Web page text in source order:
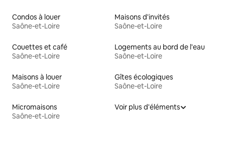
Condos à louer
Saône-et-Loire
Maisons d'invités
Saône-et-Loire
Couettes et café
Saône-et-Loire
Logements au bord de l'eau
Saône-et-Loire
Maisons à louer
Saône-et-Loire
Gîtes écologiques
Saône-et-Loire
Micromaisons
Saône-et-Loire
Voir plus d'éléments